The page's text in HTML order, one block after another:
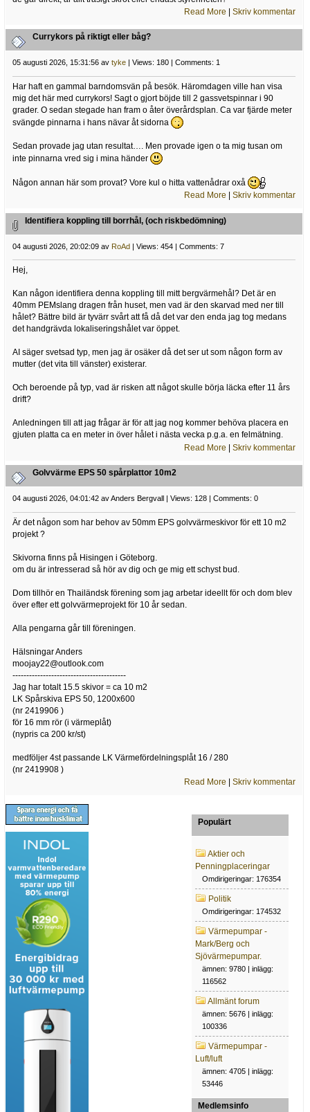
Read More |Skriv kommentar
Currykors på riktigt eller båg?
05 augusti 2026, 15:31:56 av tyke| Views: 180 | Comments: 1
Har haft en gammal barndomsvän på besök. Häromdagen ville han visa
mig det här med currykors! Sagt o gjort böjde till 2 gassvetspinnar i 90
grader. O sedan stegade han fram o åter överårdsplan. Ca var fjärde meter
svängde pinnarna i hans nävar åt sidorna
Sedan provade jag utan resultat…. Men provade igen o ta mig tusan om
inte pinnarna vred sig i mina händer
Någon annan här som provat? Vore kul o hitta vattenådrar oxå
Read More |Skriv kommentar
Identifiera koppling till borrhål, (och riskbedömning)
04 augusti 2026, 20:02:09 av RoAd| Views: 454 | Comments: 7
Hej,
Kan någon identifiera denna koppling till mitt bergvärmehål? Det är en
40mm PEMslang dragen från huset, men vad är den skarvad med ner till
hålet? Bättre bild är tyvärr svårt att få då det var den enda jag tog medans
det handgrävda lokaliseringshålet var öppet.
AI säger svetsad typ, men jag är osäker då det ser ut som någon form av
mutter (det vita till vänster) existerar.
Och beroende på typ, vad är risken att något skulle börja läcka efter 11 års
drift?
Anledningen till att jag frågar är för att jag nog kommer behöva placera en
gjuten platta ca en meter in över hålet i nästa vecka p.g.a. en felmätning.
Read More |Skriv kommentar
Golvvärme EPS 50 spårplattor 10m2
04 augusti 2026, 04:01:42 av Anders Bergvall | Views: 128 | Comments: 0
Är det någon som har behov av 50mm EPS golvvärmeskivor för ett 10 m2
projekt ?
Skivorna finns på Hisingen i Göteborg.
om du är intresserad så hör av dig och ge mig ett schyst bud.
Dom tillhör en Thailändsk förening som jag arbetar ideellt för och dom blev
över efter ett golvvärmeprojekt för 10 år sedan.
Alla pengarna går till föreningen.
Hälsningar Anders
moojay22@outlook.com
-----------------------------------------
Jag har totalt 15.5 skivor = ca 10 m2
LK Spårskiva EPS 50, 1200x600
(nr 2419906 )
för 16 mm rör (i värmeplåt)
(nypris ca 200 kr/st)
medföljer 4st passande LK Värmefördelningsplåt 16 / 280
(nr 2419908 )
Read More |Skriv kommentar
Populärt
Aktier och
Penningplaceringar
Omdirigeringar: 176354
Politik
Omdirigeringar: 174532
Värmepumpar -
Mark/Berg och
Sjövärmepumpar.
ämnen: 9780 | inlägg:
116562
Allmänt forum
ämnen: 5676 | inlägg:
100336
Värmepumpar -
Luft/luft
ämnen: 4705 | inlägg:
53446
Medlemsinfo